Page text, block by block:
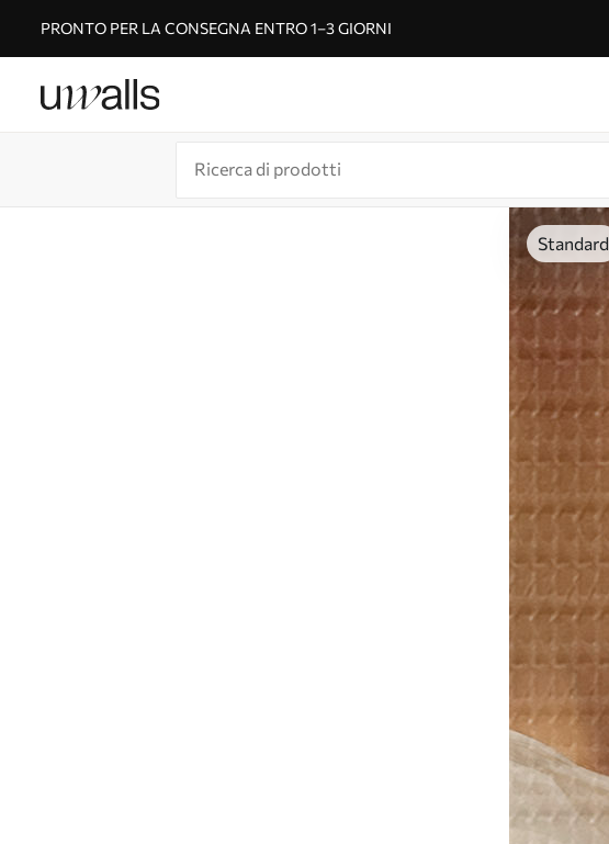
PRONTO PER LA CONSEGNA ENTRO 1–3 GIORNI
Standard